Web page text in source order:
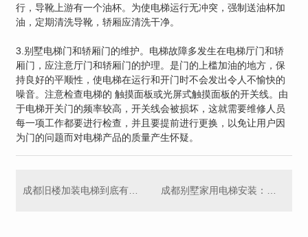
行，导靴上游有一个油杯。为使电梯运行无冲突，强制送油杯加
油，定期清洗导靴，轿厢应清洗干净。
3.别墅电梯门和轿厢门的维护。电梯故障多发生在电梯厅门和轿
厢门，应注意厅门和轿厢门的护理。是门的上槛加油的地方，保
持良好的平顺性，使电梯在运行和开门时不会发出令人不愉快的
噪音。注意检查电梯的 触摸面板或光屏式触摸面板的开关线。由
于电梯开关门的频率较高，开关线会被损坏，这就需要维修人员
每一项工作都要进行检查，并且要提前进行更换，以免让用户因
为门的问题而对电梯产品的质量产生怀疑。